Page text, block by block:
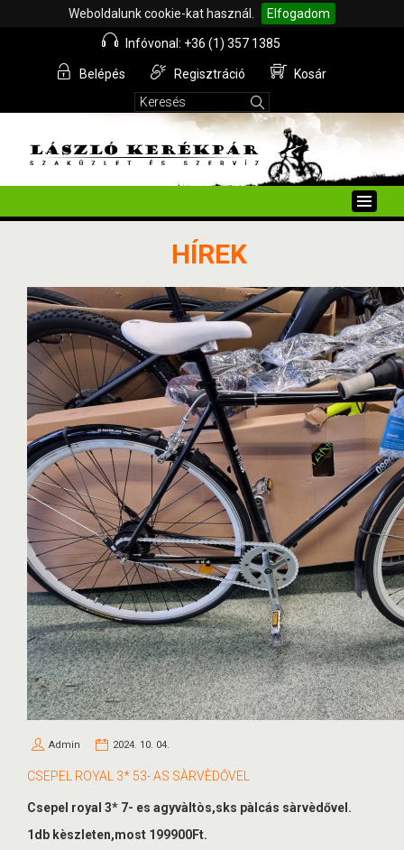
Weboldalunk cookie-kat használ. Elfogadom
Infóvonal: +36 (1) 357 1385
Belépés Regisztráció Kosár
Toggle
HÍREK
Admin 2024. 10. 04.
CSEPEL ROYAL 3* 53- AS SÀRVÈDŐVEL
Csepel royal 3* 7- es agyvàltòs,sks pàlcás sàrvèdővel.
1db kèszleten,most 199900Ft.